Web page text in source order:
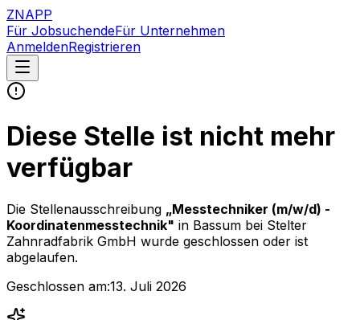
ZNAPP
Für JobsuchendeFür Unternehmen
AnmeldenRegistrieren
Diese Stelle ist nicht mehr
verfügbar
Die Stellenausschreibung „Messtechniker (m/w/d) -
Koordinatenmesstechnik" in Bassum bei Stelter
Zahnradfabrik GmbH wurde geschlossen oder ist
abgelaufen.
Geschlossen am:13. Juli 2026